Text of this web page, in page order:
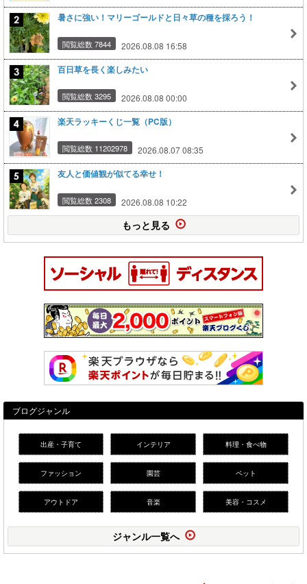
暑さに強い！マリーゴールドと日々草の種を採ろう！
閲覧総数 7844 2026.08.08 16:58
百日草を長く楽しみたい
閲覧総数 3295 2026.08.08 00:00
楽天ラッキーくじ一覧（PC版）
閲覧総数 11202978 2026.08.07 08:35
友人と価値観が似てる幸せ！
閲覧総数 2308 2026.08.08 10:22
もっと見る
ブログジャンル
出産・子育て インテリア 料理・食べ物
ファッション 園芸 ペット
アウトドア 音楽 美容・コスメ
ジャンル一覧へ